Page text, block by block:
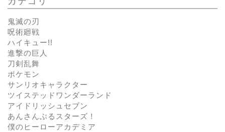
鬼滅の刃
呪術廻戦
ハイキュー!!
進撃の巨人
刀剣乱舞
ポケモン
サンリオキャラクター
ツイステッドワンダーランド
アイドリッシュセブン
あんさんぶるスターズ！
僕のヒーローアカデミア